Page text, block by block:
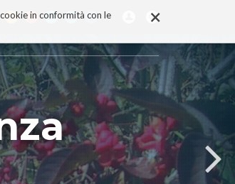
×
in conformità con le